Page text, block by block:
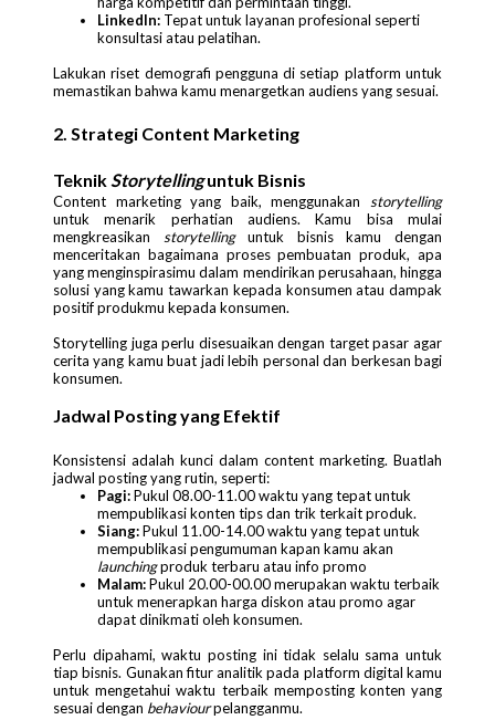
LinkedIn: Tepat untuk layanan profesional seperti
konsultasi atau pelatihan.
Lakukan riset demografi pengguna di setiap platform untuk
memastikan bahwa kamu menargetkan audiens yang sesuai.
2. Strategi Content Marketing
Teknik Storytellinguntuk Bisnis
Content marketing yang baik, menggunakan storytelling
untuk menarik perhatian audiens. Kamu bisa mulai
mengkreasikan storytellinguntuk bisnis kamu dengan
menceritakan bagaimana proses pembuatan produk, apa
yang menginspirasimu dalam mendirikan perusahaan, hingga
solusi yang kamu tawarkan kepada konsumen atau dampak
positif produkmu kepada konsumen.
Storytelling juga perlu disesuaikan dengan target pasar agar
cerita yang kamu buat jadi lebih personal dan berkesan bagi
konsumen.
Jadwal Posting yang Efektif
Konsistensi adalah kunci dalam content marketing. Buatlah
jadwal posting yang rutin, seperti:
Pagi:Pukul 08.00-11.00 waktu yang tepat untuk
mempublikasi konten tips dan trik terkait produk.
Siang:Pukul 11.00-14.00 waktu yang tepat untuk
mempublikasi pengumuman kapan kamu akan
launchingproduk terbaru atau info promo
Malam:Pukul 20.00-00.00 merupakan waktu terbaik
untuk menerapkan harga diskon atau promo agar
dapat dinikmati oleh konsumen.
Perlu dipahami, waktu posting ini tidak selalu sama untuk
tiap bisnis. Gunakan fitur analitik pada platform digital kamu
untuk mengetahui waktu terbaik memposting konten yang
sesuai dengan behaviourpelangganmu.